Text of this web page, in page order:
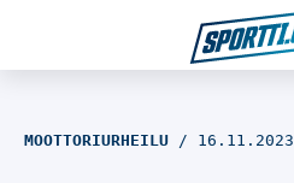
MOOTTORIURHEILU 16.11.2023